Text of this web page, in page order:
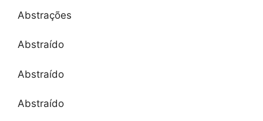
Abstrações
Abstraído
Abstraído
Abstraído